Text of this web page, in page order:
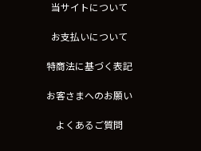
当サイトについて
お支払いについて
特商法に基づく表記
お客さまへのお願い
よくあるご質問